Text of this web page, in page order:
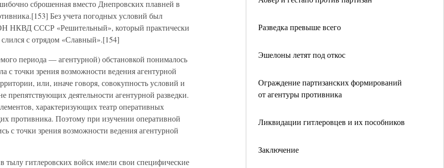
Разведка превыше всего
Эшелоны летят под откос
Ограждение партизанских формирований
от агентуры противника
Ликвидации гитлеровцев и их пособников
Заключение
сброшенная вместо Днепровских плавней в
Без учета погодных условий был
НКВД СССР «Решительный», который практически
с отрядом «Славный».[154]
периода — агентурной) обстановкой понималось
с точки зрения возможности ведения агентурной
или, иначе говоря, совокупность условий и
препятствующих деятельности агентурной разведки.
характеризующих театр оперативных
противника. Поэтому при изучении оперативной
с точки зрения возможности ведения агентурной
тылу гитлеровских войск имели свои специфические